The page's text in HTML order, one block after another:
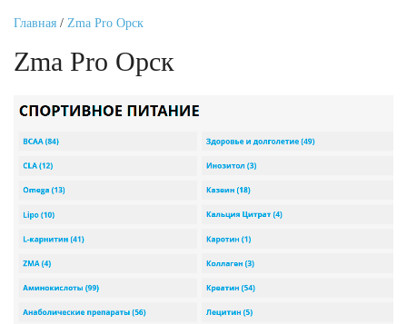
Главная / Zma Pro Орск
Zma Pro Орск